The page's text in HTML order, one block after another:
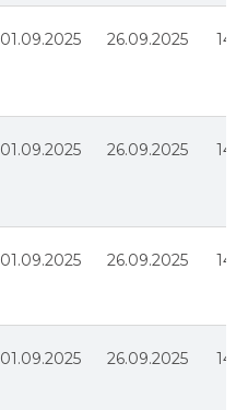
01.09.2025 26.09.2025 144
01.09.2025 26.09.2025 144
01.09.2025 26.09.2025 144
01.09.2025 26.09.2025 144